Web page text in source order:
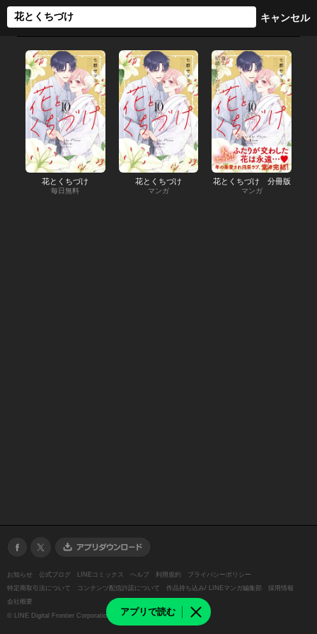
アプリで読む
花とくちづけ
毎日無料
花とくちづけ
マンガ
花とくちづけ 分冊版
マンガ
お知らせ 公式ブログ LINEコミックス ヘルプ 利用規約
プライバシーポリシー
特定商取引法について
コンテンツ配信許諾について 作品持ち込み/ LINEマンガ編集部
採用情報
会社概要
© LINE Digital Frontier Corporation